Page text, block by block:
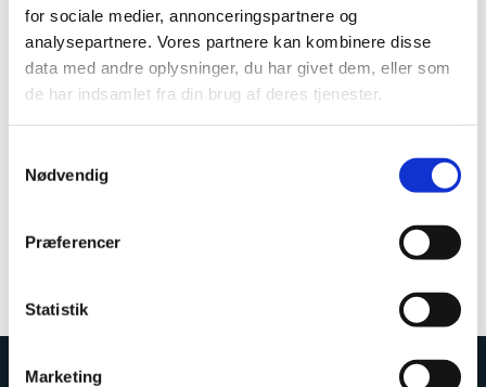
for sociale medier, annonceringspartnere og
analysepartnere. Vores partnere kan kombinere disse
data med andre oplysninger, du har givet dem, eller som
de har indsamlet fra din brug af deres tjenester.
Nødvendig
Præferencer
Statistik
Marketing
Antal​: 4 Størrelse:70 m2/
2 rum
Grundplan​
Størrelse: 85 m 2
3 rum
Grundplan​